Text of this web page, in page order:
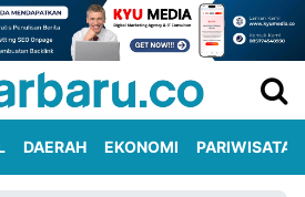
DAERAH EKONOMI PARIWISATA